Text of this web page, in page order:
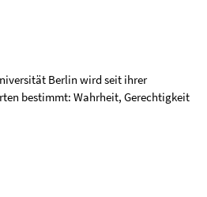
Berlin wird seit ihrer
bestimmt: Wahrheit, Gerechtigkeit